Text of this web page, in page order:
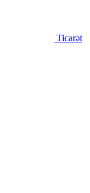
Ticarət